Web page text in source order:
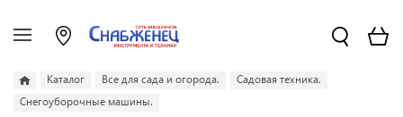
Каталог Все для сада и огорода.
Садовая техника.
Снегоуборочные машины.